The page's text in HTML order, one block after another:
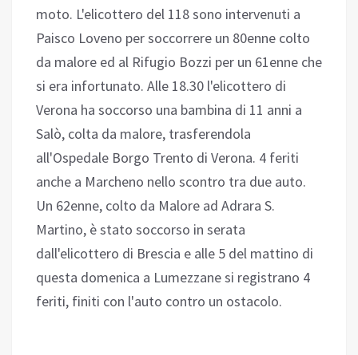
moto. L'elicottero del 118 sono intervenuti a
Paisco Loveno per soccorrere un 80enne colto
da malore ed al Rifugio Bozzi per un 61enne che
si era infortunato. Alle 18.30 l'elicottero di
Verona ha soccorso una bambina di 11 anni a
Salò, colta da malore, trasferendola
all'Ospedale Borgo Trento di Verona. 4 feriti
anche a Marcheno nello scontro tra due auto.
Un 62enne, colto da Malore ad Adrara S.
Martino, è stato soccorso in serata
dall'elicottero di Brescia e alle 5 del mattino di
questa domenica a Lumezzane si registrano 4
feriti, finiti con l'auto contro un ostacolo.